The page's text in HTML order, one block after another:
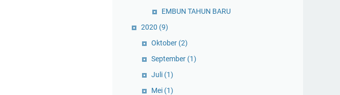
EMBUN TAHUN BARU
2020 (9)
Oktober (2)
September (1)
Juli (1)
Mei (1)